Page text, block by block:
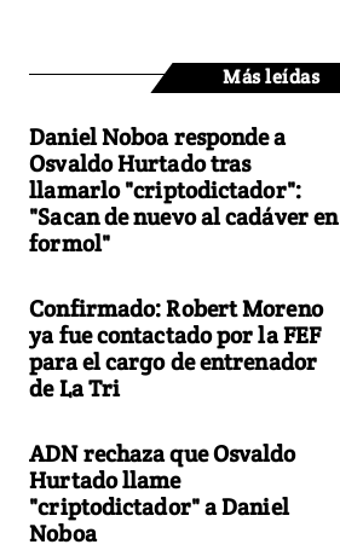
Más leídas
Daniel Noboa responde a
Osvaldo Hurtado tras
llamarlo "criptodictador":
"Sacan de nuevo al cadáver en
formol"
Confirmado: Robert Moreno
ya fue contactado por la FEF
para el cargo de entrenador
de La Tri
ADN rechaza que Osvaldo
Hurtado llame
"criptodictador" a Daniel
Noboa